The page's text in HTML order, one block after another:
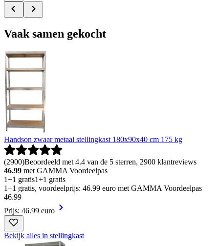
Vaak samen gekocht
Handson zwaar metaal stellingkast 180x90x40 cm 175 kg
(2900)Beoordeeld met 4.4 van de 5 sterren, 2900 klantreviews
46.99 met GAMMA Voordeelpas
1+1 gratis1+1 gratis
1+1 gratis, voordeelprijs: 46.99 euro met GAMMA Voordeelpas
46.99
Prijs: 46.99 euro
Bekijk alles in stellingkast